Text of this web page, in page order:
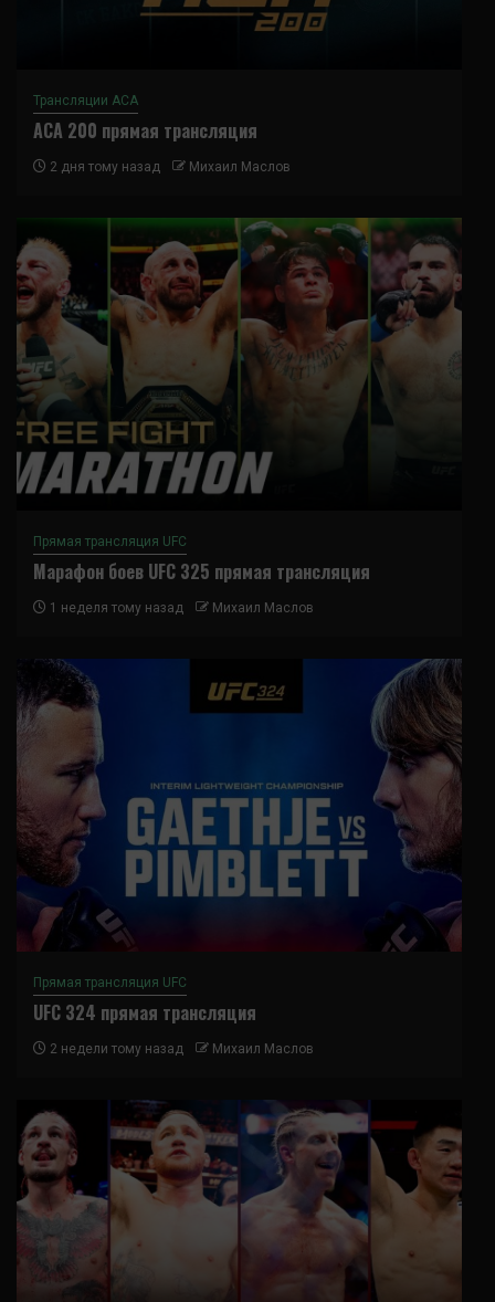
Трансляции ACA
ACA 200 прямая трансляция
2 дня тому назад Михаил Маслов
Прямая трансляция UFC
Марафон боев UFC 325 прямая трансляция
1 неделя тому назад Михаил Маслов
Прямая трансляция UFC
UFC 324 прямая трансляция
2 недели тому назад Михаил Маслов